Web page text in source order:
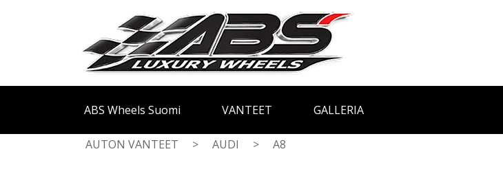
ABS Wheels Suomi VANTEET GALLERIA
AUTON VANTEET > AUDI > A8